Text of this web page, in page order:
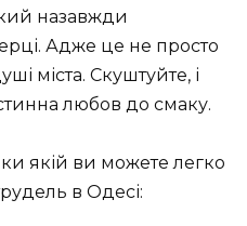
назавжди
Адже це не просто
міста. Скуштуйте, і
любов до смаку.
якій ви можете легко
в Одесі: